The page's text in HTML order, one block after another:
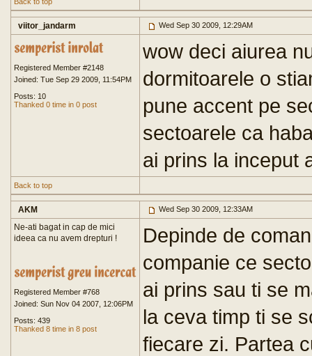
viitor_jandarm Wed Sep 30 2009, 12:29AM
Registered Member #2148
Joined: Tue Sep 29 2009, 11:54PM
Posts: 10
Thanked 0 time in 0 post
wow deci aiurea
dormitoarele o
pune accent pe
sectoarele ca
ai prins la inceput
Back to top
AKM Wed Sep 30 2009, 12:33AM
Ne-ati bagat in cap de mici
ideea ca nu avem drepturi !
Registered Member #768
Joined: Sun Nov 04 2007, 12:06PM
Posts: 439
Thanked 8 time in 8 post
Depinde de
companie ce
ai prins sau ti se
la ceva timp ti se
fiecare zi. Partea